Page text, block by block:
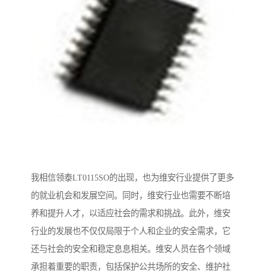
我相信领泰LT0115SO的出现，也为维安行业提供了更多
的就业机会和发展空间。同时，维安行业也需要不断培
养和提升人才，以适应社会的需求和挑战。此外，维安
行业的发展也不仅仅局限于个人和企业的安全需求，它
还与社会的安全和稳定息息相关。维安人员在各个领域
承担着重要的职责，包括保护公共场所的安全、维护社